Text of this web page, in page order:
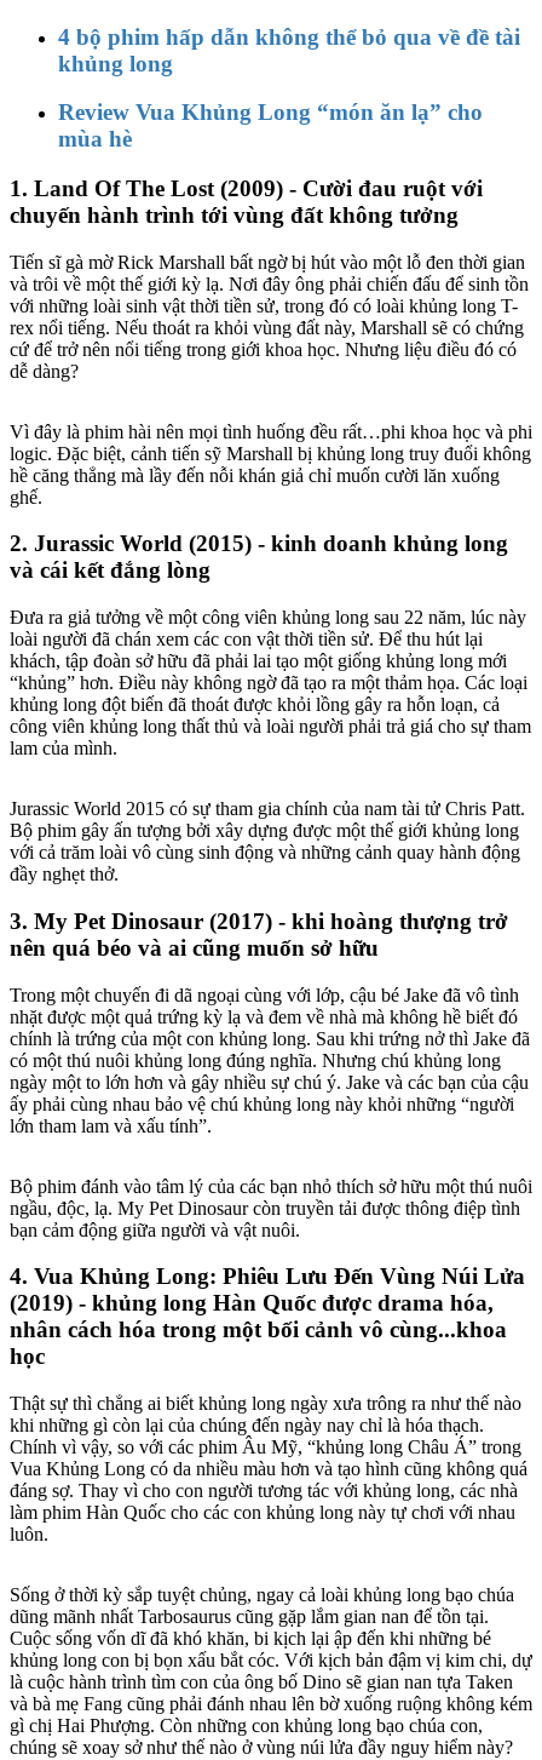
4 bộ phim hấp dẫn không thể bỏ qua về đề tài
khủng long
Review Vua Khủng Long “món ăn lạ” cho
mùa hè
1. Land Of The Lost (2009) - Cười đau ruột với
chuyến hành trình tới vùng đất không tưởng
Tiến sĩ gà mờ Rick Marshall bất ngờ bị hút vào một lỗ đen thời gian
và trôi về một thế giới kỳ lạ. Nơi đây ông phải chiến đấu để sinh tồn
với những loài sinh vật thời tiền sử, trong đó có loài khủng long T-
rex nổi tiếng. Nếu thoát ra khỏi vùng đất này, Marshall sẽ có chứng
cứ để trở nên nổi tiếng trong giới khoa học. Nhưng liệu điều đó có
dễ dàng?
Vì đây là phim hài nên mọi tình huống đều rất…phi khoa học và phi
logic. Đặc biệt, cảnh tiến sỹ Marshall bị khủng long truy đuổi không
hề căng thẳng mà lầy đến nỗi khán giả chỉ muốn cười lăn xuống
ghế.
2. Jurassic World (2015) - kinh doanh khủng long
và cái kết đắng lòng
Đưa ra giả tưởng về một công viên khủng long sau 22 năm, lúc này
loài người đã chán xem các con vật thời tiền sử. Để thu hút lại
khách, tập đoàn sở hữu đã phải lai tạo một giống khủng long mới
“khủng” hơn. Điều này không ngờ đã tạo ra một thảm họa. Các loại
khủng long đột biến đã thoát được khỏi lồng gây ra hỗn loạn, cả
công viên khủng long thất thủ và loài người phải trả giá cho sự tham
lam của mình.
Jurassic World 2015 có sự tham gia chính của nam tài tử Chris Patt.
Bộ phim gây ấn tượng bởi xây dựng được một thế giới khủng long
với cả trăm loài vô cùng sinh động và những cảnh quay hành động
đầy nghẹt thở.
3. My Pet Dinosaur (2017) - khi hoàng thượng trở
nên quá béo và ai cũng muốn sở hữu
Trong một chuyến đi dã ngoại cùng với lớp, cậu bé Jake đã vô tình
nhặt được một quả trứng kỳ lạ và đem về nhà mà không hề biết đó
chính là trứng của một con khủng long. Sau khi trứng nở thì Jake đã
có một thú nuôi khủng long đúng nghĩa. Nhưng chú khủng long
ngày một to lớn hơn và gây nhiều sự chú ý. Jake và các bạn của cậu
ấy phải cùng nhau bảo vệ chú khủng long này khỏi những “người
lớn tham lam và xấu tính”.
Bộ phim đánh vào tâm lý của các bạn nhỏ thích sở hữu một thú nuôi
ngầu, độc, lạ. My Pet Dinosaur còn truyền tải được thông điệp tình
bạn cảm động giữa người và vật nuôi.
4. Vua Khủng Long: Phiêu Lưu Đến Vùng Núi Lửa
(2019) - khủng long Hàn Quốc được drama hóa,
nhân cách hóa trong một bối cảnh vô cùng...khoa
học
Thật sự thì chẳng ai biết khủng long ngày xưa trông ra như thế nào
khi những gì còn lại của chúng đến ngày nay chỉ là hóa thạch.
Chính vì vậy, so với các phim Âu Mỹ, “khủng long Châu Á” trong
Vua Khủng Long có da nhiều màu hơn và tạo hình cũng không quá
đáng sợ. Thay vì cho con người tương tác với khủng long, các nhà
làm phim Hàn Quốc cho các con khủng long này tự chơi với nhau
luôn.
Sống ở thời kỳ sắp tuyệt chủng, ngay cả loài khủng long bạo chúa
dũng mãnh nhất Tarbosaurus cũng gặp lắm gian nan để tồn tại.
Cuộc sống vốn dĩ đã khó khăn, bi kịch lại ập đến khi những bé
khủng long con bị bọn xấu bắt cóc. Với kịch bản đậm vị kim chi, dự
là cuộc hành trình tìm con của ông bố Dino sẽ gian nan tựa Taken
và bà mẹ Fang cũng phải đánh nhau lên bờ xuống ruộng không kém
gì chị Hai Phượng. Còn những con khủng long bạo chúa con,
chúng sẽ xoay sở như thế nào ở vùng núi lửa đầy nguy hiểm này?